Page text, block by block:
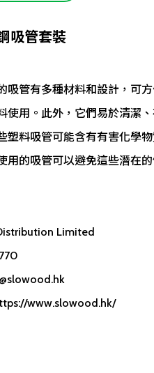
吸管套裝
吸管有多種材料和設計，可
使用。此外，它們易於清潔
塑料吸管可能含有有害化學物
用的吸管可以避免這些潛在
Limited
www.slowood.hk/